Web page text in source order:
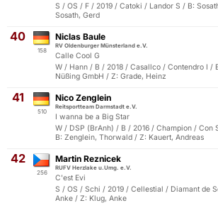
S / OS / F / 2019 / Catoki / Landor S / B:
Sosath, Gerd
40
158
Niclas Baule
RV Oldenburger Münsterland e.V.
Calle Cool G
W / Hann / B / 2018 / Casallco / Contendro I /
Nüßing GmbH / Z: Grade, Heinz
41
510
Nico Zenglein
Reitsportteam Darmstadt e.V.
I wanna be a Big Star
W / DSP (BrAnh) / B / 2016 / Champion / Con
B: Zenglein, Thorwald / Z: Kauert, Andreas
42
256
Martin Reznicek
RUFV Herzlake u.Umg. e.V.
C'est Evi
S / OS / Schi / 2019 / Cellestial / Diamant de
Anke / Z: Klug, Anke